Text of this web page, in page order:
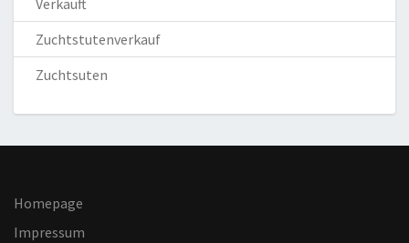
Verkauft
Zuchtstutenverkauf
Zuchtsuten
Homepage
Impressum